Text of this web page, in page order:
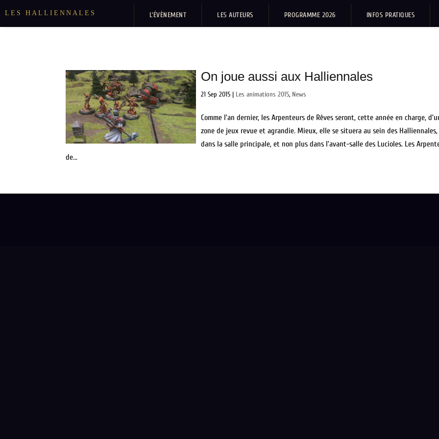
LES HALLIENNALES L’ÉVÈNEMENT LES AUTEURS PROGRAMME 2026 INFOS PRATIQUES
On joue aussi aux Halliennales
21 Sep 2015 | Les animations 2015, News
Comme l’an dernier, les Arpenteurs de Rêves seront, cette année en charge,
zone de jeux revue et agrandie. Mieux, elle se situera au sein des Halliennales,
dans la salle principale, et non plus dans l’avant-salle des Lucioles. Les
de...